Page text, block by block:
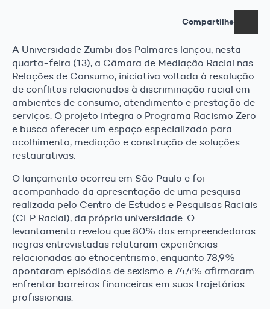
Compartilhe
A Universidade Zumbi dos Palmares lançou, nesta
quarta-feira (13), a Câmara de Mediação Racial nas
Relações de Consumo, iniciativa voltada à resolução
de conflitos relacionados à discriminação racial em
ambientes de consumo, atendimento e prestação de
serviços. O projeto integra o Programa Racismo Zero
e busca oferecer um espaço especializado para
acolhimento, mediação e construção de soluções
restaurativas.
O lançamento ocorreu em São Paulo e foi
acompanhado da apresentação de uma pesquisa
realizada pelo Centro de Estudos e Pesquisas Raciais
(CEP Racial), da própria universidade. O
levantamento revelou que 80% das empreendedoras
negras entrevistadas relataram experiências
relacionadas ao etnocentrismo, enquanto 78,9%
apontaram episódios de sexismo e 74,4% afirmaram
enfrentar barreiras financeiras em suas trajetórias
profissionais.